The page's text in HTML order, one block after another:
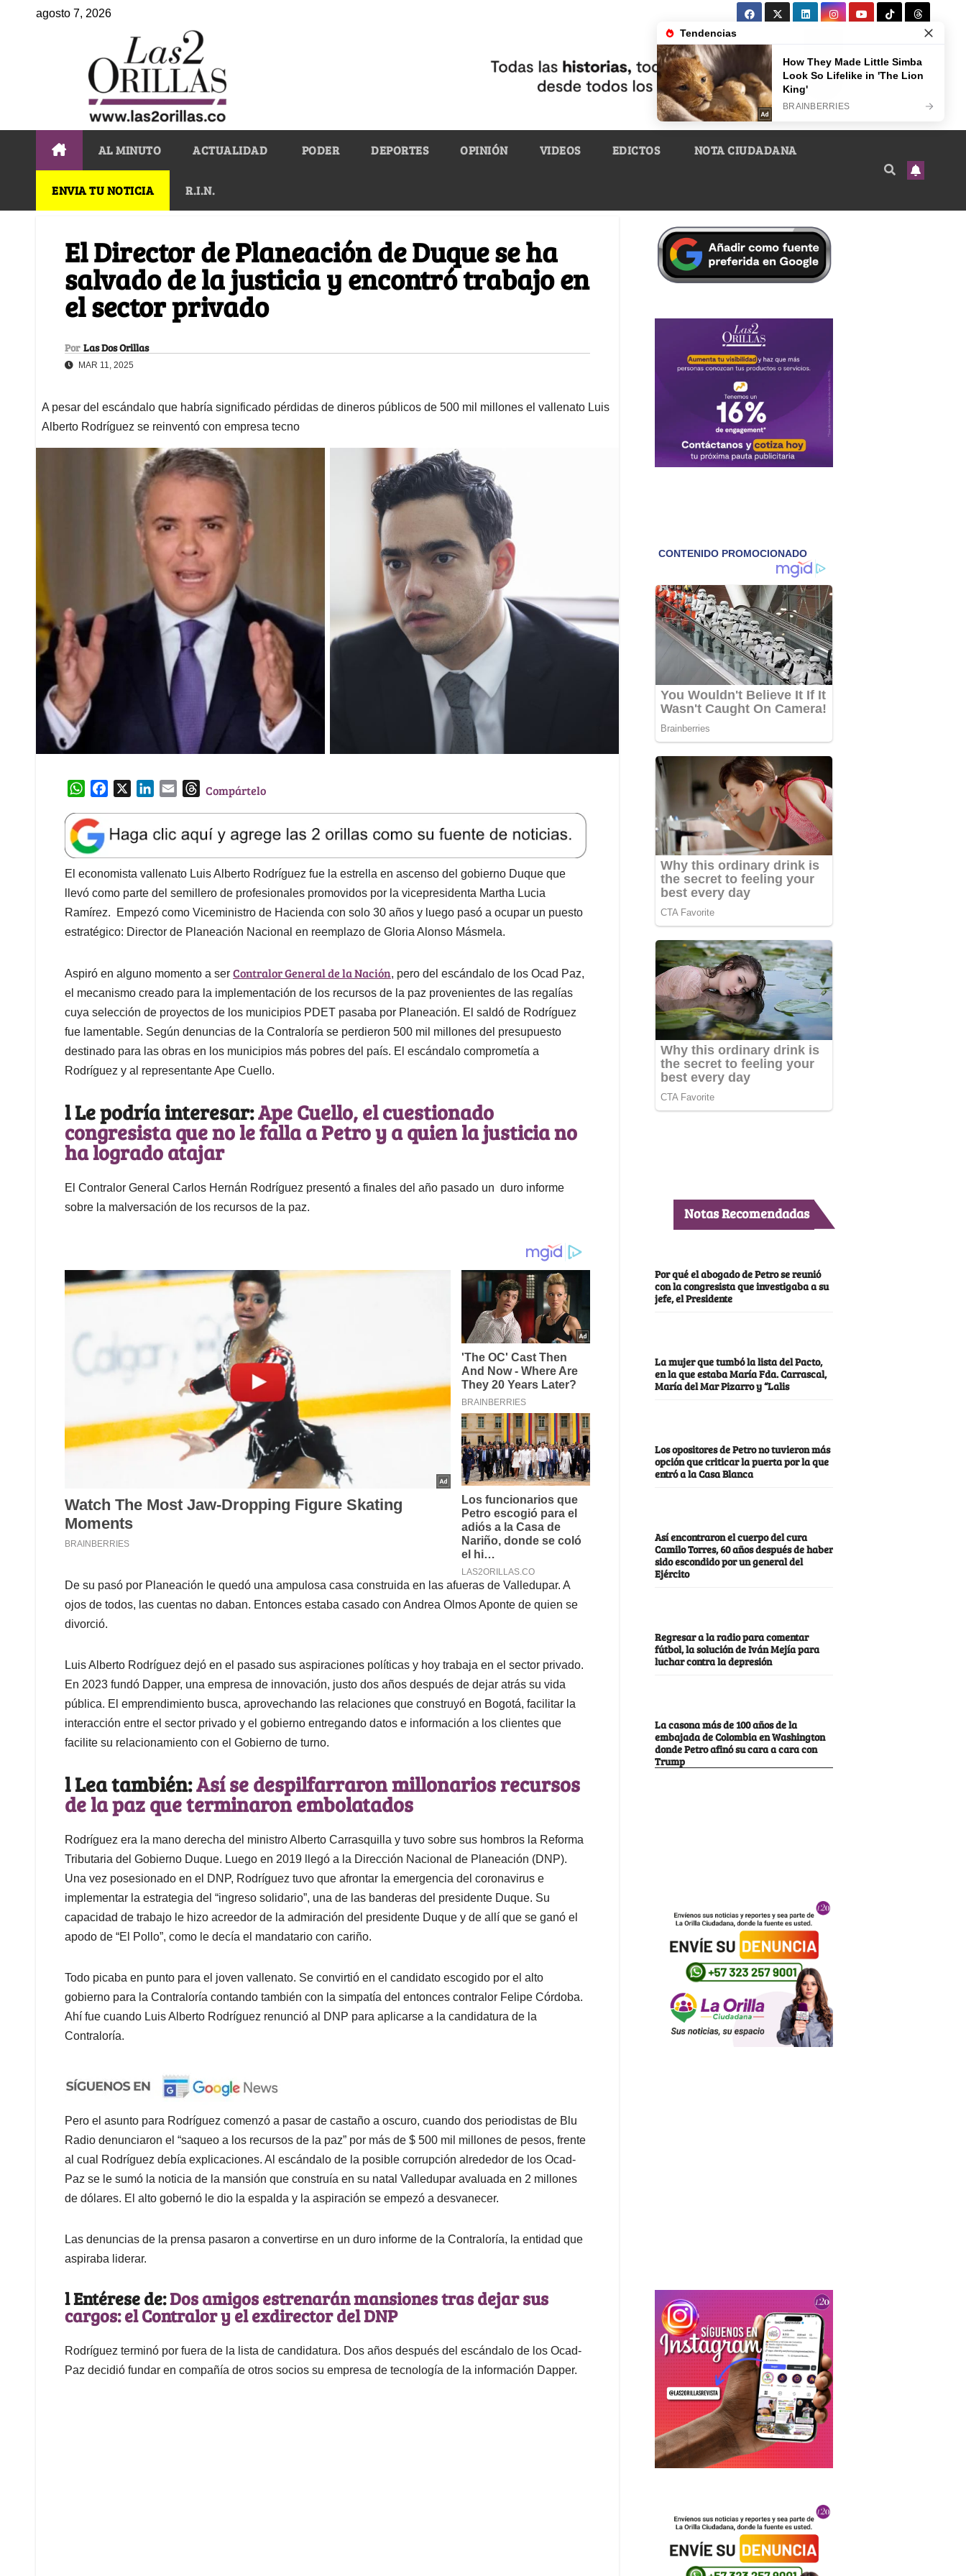
agosto 7, 2026
AL MINUTO ACTUALIDAD PODER DEPORTES OPINIÓN VIDEOS EDICTOS NOTA CIUDADANA
ENVIA TU NOTICIA R.I.N.
El Director de Planeación de Duque se ha
salvado de la justicia y encontró trabajo en
el sector privado
Por Las Dos Orillas
MAR 11, 2025
A pesar del escándalo que habría significado pérdidas de dineros públicos de 500 mil millones el vallenato Luis
Alberto Rodríguez se reinventó con empresa tecno
W
a
t
s
A
p
p
e
b
o
o
k
e
d
I
n
l
T
e
a
d
s
Compártelo
El economista vallenato Luis Alberto Rodríguez fue la estrella en ascenso del gobierno Duque que
llevó como parte del semillero de profesionales promovidos por la vicepresidenta Martha Lucia
Ramírez. Empezó como Viceministro de Hacienda con solo 30 años y luego pasó a ocupar un puesto
estratégico: Director de Planeación Nacional en reemplazo de Gloria Alonso Másmela.
Aspiró en alguno momento a ser Contralor General de la Nación, pero del escándalo de los Ocad Paz,
el mecanismo creado para la implementación de los recursos de la paz provenientes de las regalías
cuya selección de proyectos de los municipios PDET pasaba por Planeación. El saldó de Rodríguez
fue lamentable. Según denuncias de la Contraloría se perdieron 500 mil millones del presupuesto
destinado para las obras en los municipios más pobres del país. El escándalo comprometía a
Rodríguez y al representante Ape Cuello.
l Le podría interesar:Ape Cuello, el cuestionado
congresista que no le falla a Petro y a quien la justicia no
ha logrado atajar
El Contralor General Carlos Hernán Rodríguez presentó a finales del año pasado un duro informe
sobre la malversación de los recursos de la paz.
De su pasó por Planeación le quedó una ampulosa casa construida en las afueras de Valledupar. A
ojos de todos, las cuentas no daban. Entonces estaba casado con Andrea Olmos Aponte de quien se
divorció.
Luis Alberto Rodríguez dejó en el pasado sus aspiraciones políticas y hoy trabaja en el sector privado.
En 2023 fundó Dapper, una empresa de innovación, justo dos años después de dejar atrás su vida
pública. El emprendimiento busca, aprovechando las relaciones que construyó en Bogotá, facilitar la
interacción entre el sector privado y el gobierno entregando datos e información a los clientes que
facilite su relacionamiento con el Gobierno de turno.
l Lea también:Así se despilfarraron millonarios recursos
de la paz que terminaron embolatados
Rodríguez era la mano derecha del ministro Alberto Carrasquilla y tuvo sobre sus hombros la Reforma
Tributaria del Gobierno Duque. Luego en 2019 llegó a la Dirección Nacional de Planeación (DNP).
Una vez posesionado en el DNP, Rodríguez tuvo que afrontar la emergencia del coronavirus e
implementar la estrategia del “ingreso solidario”, una de las banderas del presidente Duque. Su
capacidad de trabajo le hizo acreedor de la admiración del presidente Duque y de allí que se ganó el
apodo de “El Pollo”, como le decía el mandatario con cariño.
Todo picaba en punto para el joven vallenato. Se convirtió en el candidato escogido por el alto
gobierno para la Contraloría contando también con la simpatía del entonces contralor Felipe Córdoba.
Ahí fue cuando Luis Alberto Rodríguez renunció al DNP para aplicarse a la candidatura de la
Contraloría.
Pero el asunto para Rodríguez comenzó a pasar de castaño a oscuro, cuando dos periodistas de Blu
Radio denunciaron el “saqueo a los recursos de la paz” por más de $ 500 mil millones de pesos, frente
al cual Rodríguez debía explicaciones. Al escándalo de la posible corrupción alrededor de los Ocad-
Paz se le sumó la noticia de la mansión que construía en su natal Valledupar avaluada en 2 millones
de dólares. El alto gobernó le dio la espalda y la aspiración se empezó a desvanecer.
Las denuncias de la prensa pasaron a convertirse en un duro informe de la Contraloría, la entidad que
aspiraba liderar.
l Entérese de:Dos amigos estrenarán mansiones tras dejar sus
cargos: el Contralor y el exdirector del DNP
Rodríguez terminó por fuera de la lista de candidatura. Dos años después del escándalo de los Ocad-
Paz decidió fundar en compañía de otros socios su empresa de tecnología de la información Dapper.
Notas Recomendadas
Por qué el abogado de Petro se reunió
con la congresista que investigaba a su
jefe, el Presidente
La mujer que tumbó la lista del Pacto,
en la que estaba María Fda. Carrascal,
María del Mar Pizarro y “Lalis
Los opositores de Petro no tuvieron más
opción que criticar la puerta por la que
entró a la Casa Blanca
Así encontraron el cuerpo del cura
Camilo Torres, 60 años después de haber
sido escondido por un general del
Ejército
Regresar a la radio para comentar
fútbol, la solución de Iván Mejía para
luchar contra la depresión
La casona más de 100 años de la
embajada de Colombia en Washington
donde Petro afinó su cara a cara con
Trump